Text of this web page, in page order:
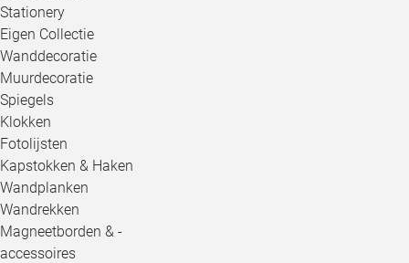
Stationery
Eigen Collectie
Wanddecoratie
Muurdecoratie
Spiegels
Klokken
Fotolijsten
Kapstokken & Haken
Wandplanken
Wandrekken
Magneetborden & -
accessoires